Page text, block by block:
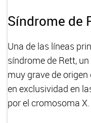
Síndrome de
Una de las líneas
síndrome de Rett,
muy grave de
en exclusividad en
por el cromosoma X.